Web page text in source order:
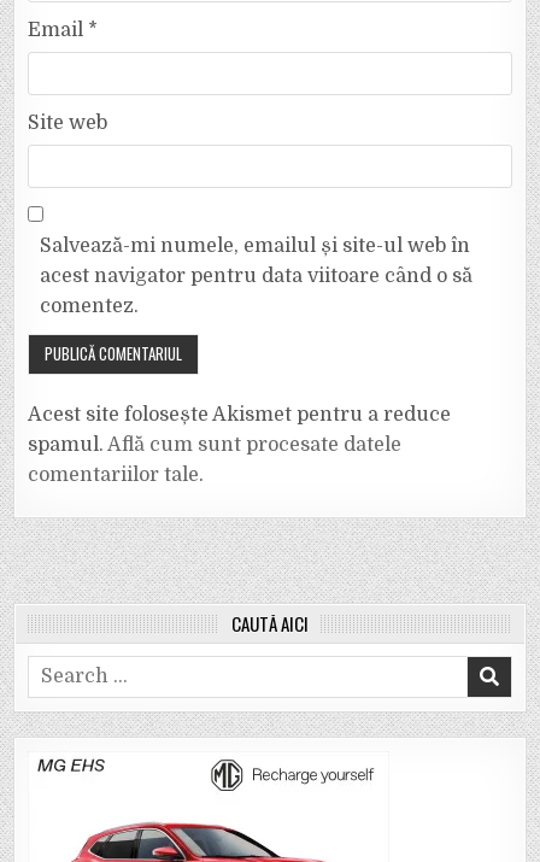
Email *
Site web
Salvează-mi numele, emailul și site-ul web în
acest navigator pentru data viitoare când o să
comentez.
Acest site folosește Akismet pentru a reduce
spamul.Află cum sunt procesate datele
comentariilor tale.
CAUTĂ AICI
Search
for: